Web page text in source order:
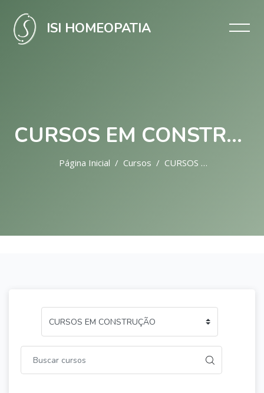
ISI HOMEOPATIA
CURSOS EM CONSTRUÇÃO
Página Inicial Cursos CURSOS EM CONSTRUÇÃO